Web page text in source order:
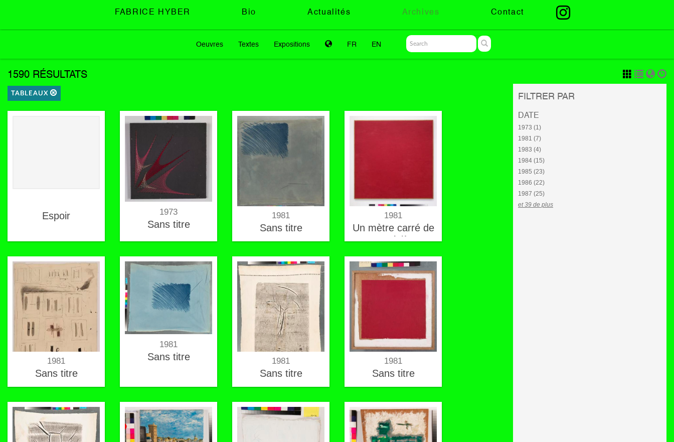
FABRICE HYBER Bio Actualités Archives Contact
Oeuvres Textes Expositions FR EN
1590 RÉSULTATS
TABLEAUX
Espoir 1973
Sans titre
1981
Sans titre
1981
Un mètre carré de
rouge à lèvre
1981
Sans titre
1981
Sans titre 1981
Sans titre
1981
Sans titre
FILTRER PAR
DATE
1973 (1)
1981 (7)
1983 (4)
1984 (15)
1985 (23)
1986 (22)
1987 (25)
et 39 de plus